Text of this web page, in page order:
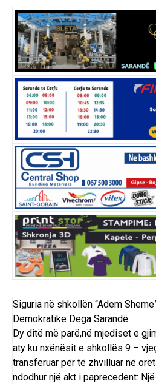
Siguria në shkollën “Adem
Demokratike Dega Sarandë
Dy ditë më parë,në mjediset e
aty ku nxënësit e shkollës 9 –
transferuar për të zhvilluar në
ndodhur një akt i paprecedent: